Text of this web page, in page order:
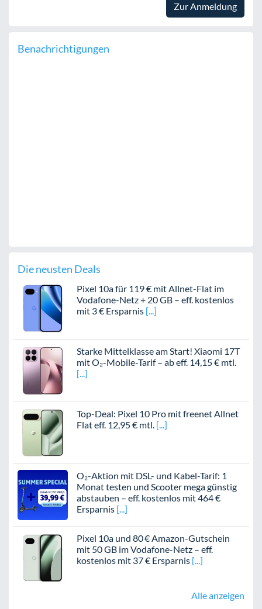
Zur Anmeldung
Benachrichtigungen
Die neusten Deals
Pixel 10a für 119 € mit Allnet-Flat im
Vodafone-Netz + 20 GB – eff. kostenlos
mit 3 € Ersparnis
Starke Mittelklasse am Start! Xiaomi 17T
mit O₂-Mobile-Tarif – ab eff. 14,15 € mtl.
Top-Deal: Pixel 10 Pro mit freenet Allnet
Flat eff. 12,95 € mtl.
O₂-Aktion mit DSL- und Kabel-Tarif: 1
Monat testen und Scooter mega günstig
abstauben – eff. kostenlos mit 464 €
Ersparnis
Pixel 10a und 80 € Amazon-Gutschein
mit 50 GB im Vodafone-Netz – eff.
kostenlos mit 37 € Ersparnis
Alle anzeigen